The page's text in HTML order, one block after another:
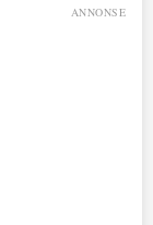
ANNONSE